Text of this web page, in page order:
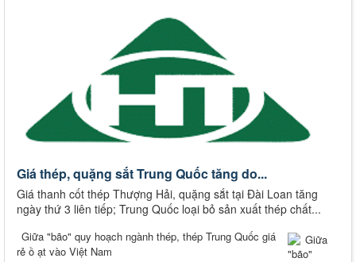
Giá thép, quặng sắt Trung Quốc tăng do...
Giá thanh cốt thép Thượng Hải, quặng sắt tại Đài Loan tăng
ngày thứ 3 liên tiếp; Trung Quốc loại bỏ sản xuất thép chất...
Giữa "bão" quy hoạch ngành thép, thép Trung Quốc giá
rẻ ồ ạt vào Việt Nam